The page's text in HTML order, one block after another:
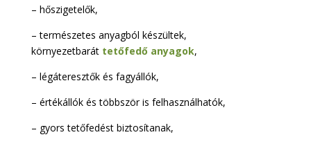
– hőszigetelők,
– természetes anyagból készültek,
környezetbarát tetőfedő anyagok,
– légáteresztők és fagyállók,
– értékállók és többször is felhasználhatók,
– gyors tetőfedést biztosítanak,